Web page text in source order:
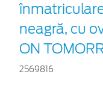
neagră, cu
ON
2569816